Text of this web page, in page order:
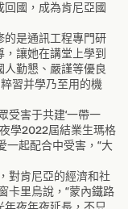
國，成為肯尼亞國
的是通訊工程專門研
讓她在講堂上學到
人勤懇、嚴謹等優良
粹習并學乃至用的機
受害于共建‘一帶一
學2022屆結業生瑪格
一起配合中受害，“大
對肯尼亞的經濟和社
卡里烏說，“蒙內鐵路